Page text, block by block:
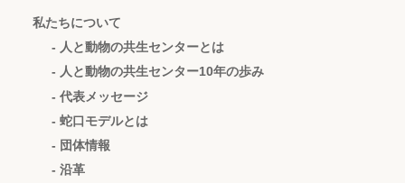
私たちについて
- 人と動物の共生センターとは
- 人と動物の共生センター10年の歩み
- 代表メッセージ
- 蛇口モデルとは
- 団体情報
- 沿革